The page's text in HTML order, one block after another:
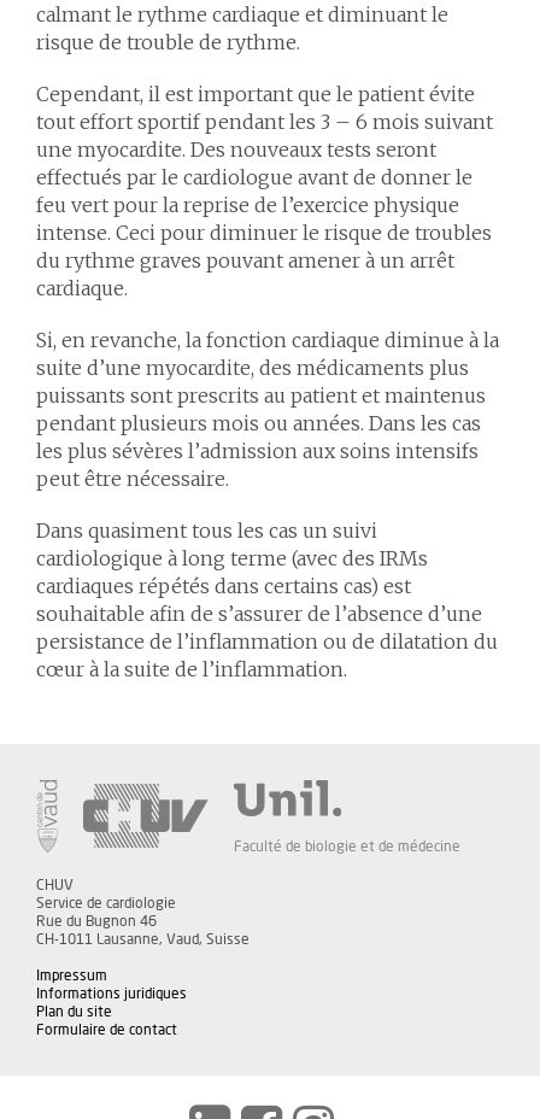
calmant le rythme cardiaque et diminuant le
risque de trouble de rythme.
Cependant, il est important que le patient évite
tout effort sportif pendant les 3 – 6 mois suivant
une myocardite. Des nouveaux tests seront
effectués par le cardiologue avant de donner le
feu vert pour la reprise de l’exercice physique
intense. Ceci pour diminuer le risque de troubles
du rythme graves pouvant amener à un arrêt
cardiaque.
Si, en revanche, la fonction cardiaque diminue à la
suite d’une myocardite, des médicaments plus
puissants sont prescrits au patient et maintenus
pendant plusieurs mois ou années. Dans les cas
les plus sévères l’admission aux soins intensifs
peut être nécessaire.
Dans quasiment tous les cas un suivi
cardiologique à long terme (avec des IRMs
cardiaques répétés dans certains cas) est
souhaitable afin de s’assurer de l’absence d’une
persistance de l’inflammation ou de dilatation du
cœur à la suite de l’inflammation.
Faculté de biologie et de médecine
CHUV
Service de cardiologie
Rue du Bugnon 46
CH-1011 Lausanne, Vaud, Suisse
Impressum
Informations juridiques
Plan du site
Formulaire de contact